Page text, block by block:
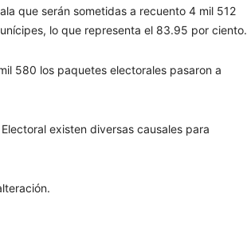
que serán sometidas a recuento 4 mil 512
lo que representa el 83.95 por ciento.
580 los paquetes electorales pasaron a
existen diversas causales para